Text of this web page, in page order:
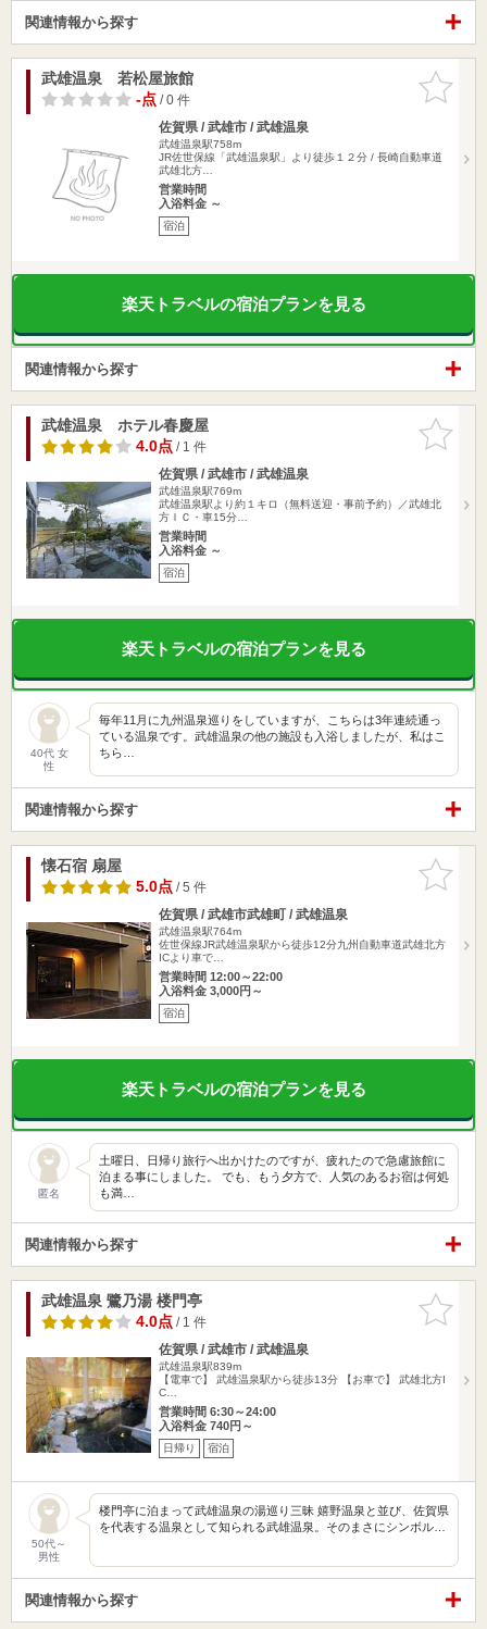
関連情報から探す
お気に入
りに追加
武雄温泉 若松屋旅館
-点/ 0 件
佐賀県 / 武雄市 / 武雄温泉
武雄温泉駅758m
JR佐世保線「武雄温泉駅」より徒歩１２分 / 長崎自動車道
武雄北方…
営業時間
入浴料金 ～
宿泊
楽天トラベルの宿泊プランを見る
関連情報から探す
お気に入
りに追加
武雄温泉 ホテル春慶屋
4.0点/ 1 件
佐賀県 / 武雄市 / 武雄温泉
武雄温泉駅769m
武雄温泉駅より約１キロ（無料送迎・事前予約）／武雄北
方ＩＣ・車15分…
営業時間
入浴料金 ～
宿泊
楽天トラベルの宿泊プランを見る
40代 女
性
毎年11月に九州温泉巡りをしていますが、こちらは3年連続通っ
ている温泉です。武雄温泉の他の施設も入浴しましたが、私はこ
ちら…
関連情報から探す
お気に入
りに追加
懐石宿 扇屋
5.0点/ 5 件
佐賀県 / 武雄市武雄町 / 武雄温泉
武雄温泉駅764m
佐世保線JR武雄温泉駅から徒歩12分九州自動車道武雄北方
ICより車で…
営業時間 12:00～22:00
入浴料金 3,000円～
宿泊
楽天トラベルの宿泊プランを見る
匿名
土曜日、日帰り旅行へ出かけたのですが、疲れたので急慮旅館に
泊まる事にしました。 でも、もう夕方で、人気のあるお宿は何処
も満…
関連情報から探す
お気に入
りに追加
武雄温泉 鷺乃湯 楼門亭
4.0点/ 1 件
佐賀県 / 武雄市 / 武雄温泉
武雄温泉駅839m
【電車で】 武雄温泉駅から徒歩13分 【お車で】 武雄北方I
C…
営業時間 6:30～24:00
入浴料金 740円～
日帰り 宿泊
50代～
男性
楼門亭に泊まって武雄温泉の湯巡り三昧 嬉野温泉と並び、佐賀県
を代表する温泉として知られる武雄温泉。そのまさにシンボル…
関連情報から探す